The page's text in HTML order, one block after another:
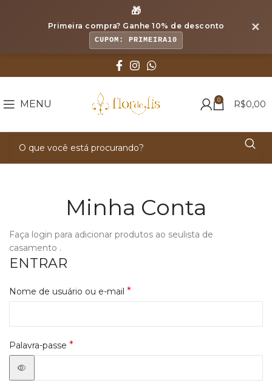
🎁
Primeira compra? Ganhe 10% de desconto
CUPOM: PRIMEIRA10
✕
MENU 0 R$0,00
Minha Conta
Faça login para adicionar produtos ao seulista de
casamento .
ENTRAR
Nome de usuário ou e-mail *
Palavra-passe *